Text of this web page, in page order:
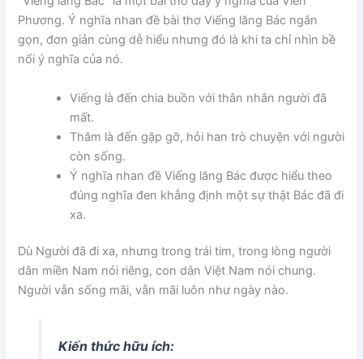
Phương. Ý nghĩa nhan đề bài thơ Viếng lăng Bác ngắn
gọn, đơn giản cùng dễ hiểu nhưng đó là khi ta chỉ nhìn bề
nổi ý nghĩa của nó.
Viếng là đến chia buồn với thân nhân người đã
mất.
Thăm là đến gặp gỡ, hỏi han trò chuyện với người
còn sống.
Ý nghĩa nhan đề Viếng lăng Bác được hiểu theo
đúng nghĩa đen khẳng định một sự thật Bác đã đi
xa.
Dù Người đã đi xa, nhưng trong trái tim, trong lòng người
dân miền Nam nói riêng, con dân Việt Nam nói chung.
Người vẫn sống mãi, vẫn mãi luôn như ngày nào.
Kiến thức hữu ích: